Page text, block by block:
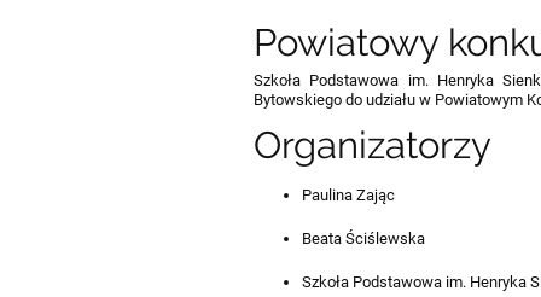
Powiatowy
Szkoła Podstawowa im. Henryka
Bytowskiego do udziału w Powiatowym
Organizatorzy
Paulina Zając
Beata Ściślewska
Szkoła Podstawowa im. Henryka